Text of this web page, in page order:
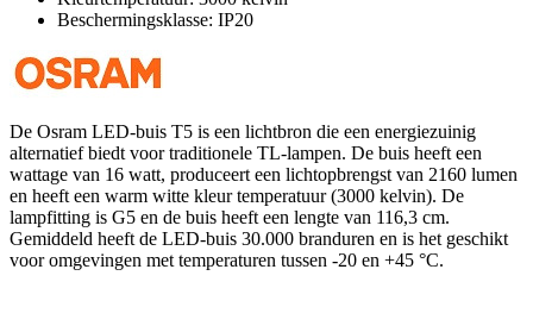
Beschermingsklasse: IP20
De Osram LED-buis T5 is een lichtbron die een energiezuinig
alternatief biedt voor traditionele TL-lampen. De buis heeft een
wattage van 16 watt, produceert een lichtopbrengst van 2160 lumen
en heeft een warm witte kleur temperatuur (3000 kelvin). De
lampfitting is G5 en de buis heeft een lengte van 116,3 cm.
Gemiddeld heeft de LED-buis 30.000 branduren en is het geschikt
voor omgevingen met temperaturen tussen -20 en +45 °C.